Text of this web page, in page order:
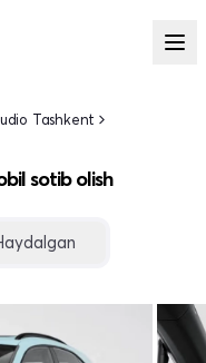
Tashkent
sotib olish